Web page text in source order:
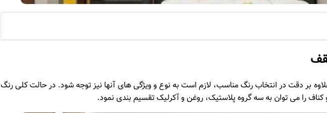
بر دقت در انتخاب رنگ مناسب، لازم است به نوع و ویژگی های آنها نیز توجه شود. در حالت کلی رنگ
کناف را می توان به سه گروه پلاستیک، روغن و آکرلیک تقسیم بندی نمود.